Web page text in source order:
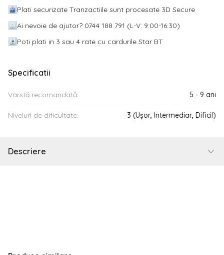
Plati securizate Tranzactiile sunt procesate 3D Secure
Ai nevoie de ajutor? 0744 188 791 (L-V: 9:00-16:30)
Poti plati in 3 sau 4 rate cu cardurile Star BT
Specificatii
Vârstă recomandată: 5 - 9 ani
Niveluri de dificultate: 3 (Ușor, Intermediar, Dificil)
Descriere